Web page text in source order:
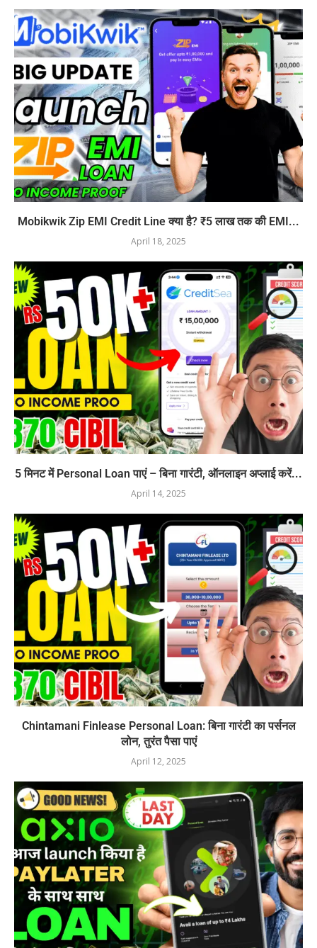
Mobikwik Zip EMI Credit Line क्या है? ₹5 लाख तक की EMI...
April 18, 2025
5 मिनट में Personal Loan पाएं – बिना गारंटी, ऑनलाइन अप्लाई करें...
April 14, 2025
Chintamani Finlease Personal Loan: बिना गारंटी का पर्सनल
लोन, तुरंत पैसा पाएं
April 12, 2025